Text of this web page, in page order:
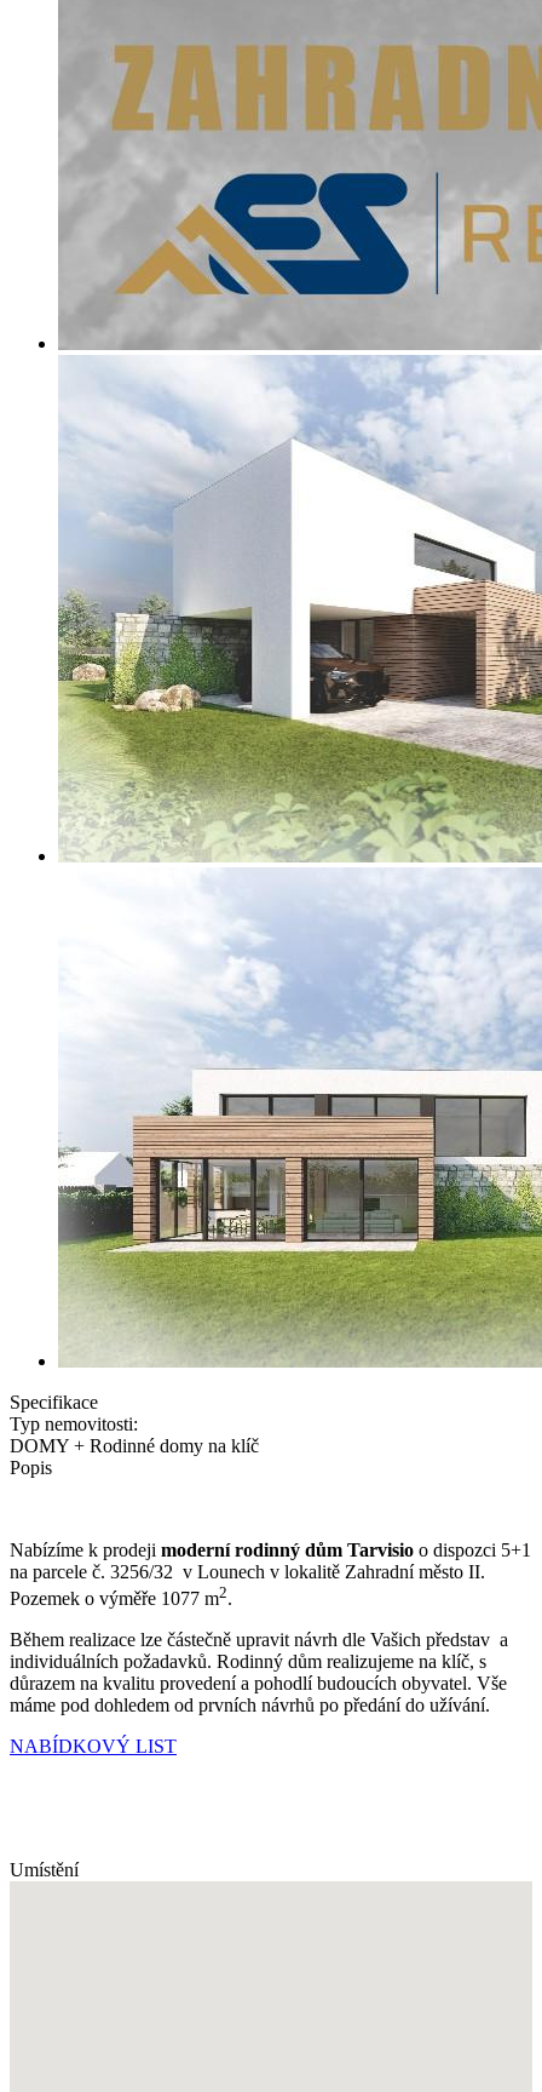
Specifikace
Typ nemovitosti:
DOMY + Rodinné domy na klíč
Popis
Nabízíme k prodeji moderní rodinný dům Tarvisio o dispozci 5+1
na parcele č. 3256/32 v Lounech v lokalitě Zahradní město II.
Pozemek o výměře 1077 m2.
Během realizace lze částečně upravit návrh dle Vašich představ a
individuálních požadavků. Rodinný dům realizujeme na klíč, s
důrazem na kvalitu provedení a pohodlí budoucích obyvatel. Vše
máme pod dohledem od prvních návrhů po předání do užívání.
NABÍDKOVÝ LIST
Umístění